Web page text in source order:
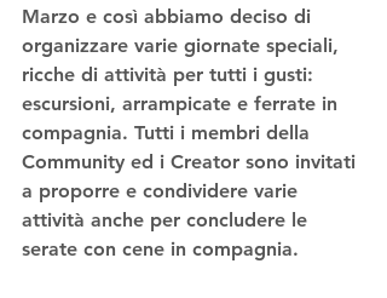
Marzo e così abbiamo deciso di
organizzare varie giornate speciali,
ricche di attività per tutti i gusti:
escursioni, arrampicate e ferrate in
compagnia. Tutti i membri della
Community ed i Creator sono invitati
a proporre e condividere varie
attività anche per concludere le
serate con cene in compagnia.